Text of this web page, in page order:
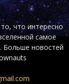
что интересно
самое
Больше новостей